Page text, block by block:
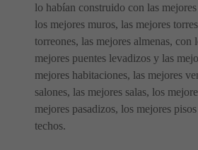
lo habían construido con las
los mejores muros, las mejores
torreones, las mejores almenas, con
mejores puentes levadizos y las
mejores habitaciones, las mejores
salones, las mejores salas, los
mejores pasadizos, los mejores
techos.